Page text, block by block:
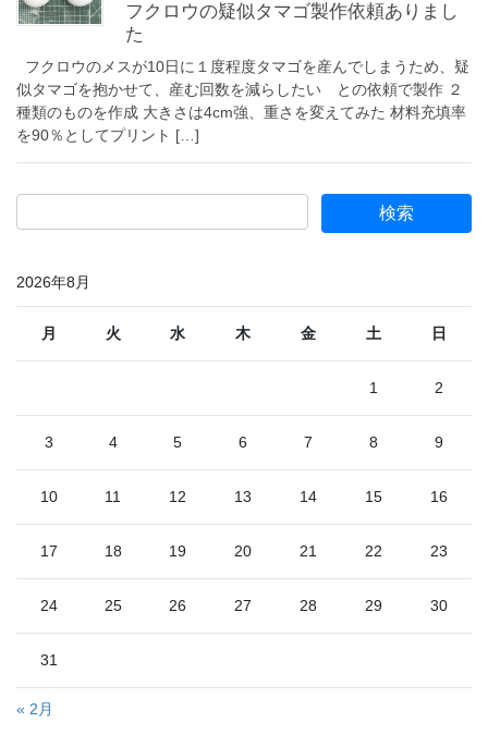
フクロウの疑似タマゴ製作依頼ありまし
た
フクロウのメスが10日に１度程度タマゴを産んでしまうため、疑
似タマゴを抱かせて、産む回数を減らしたい との依頼で製作 ２
種類のものを作成 大きさは4cm強、重さを変えてみた 材料充填率
を90％としてプリント […]
2026年8月
月 火 水 木 金 土 日
1 2
3 4 5 6 7 8 9
10 11 12 13 14 15 16
17 18 19 20 21 22 23
24 25 26 27 28 29 30
31
« 2月